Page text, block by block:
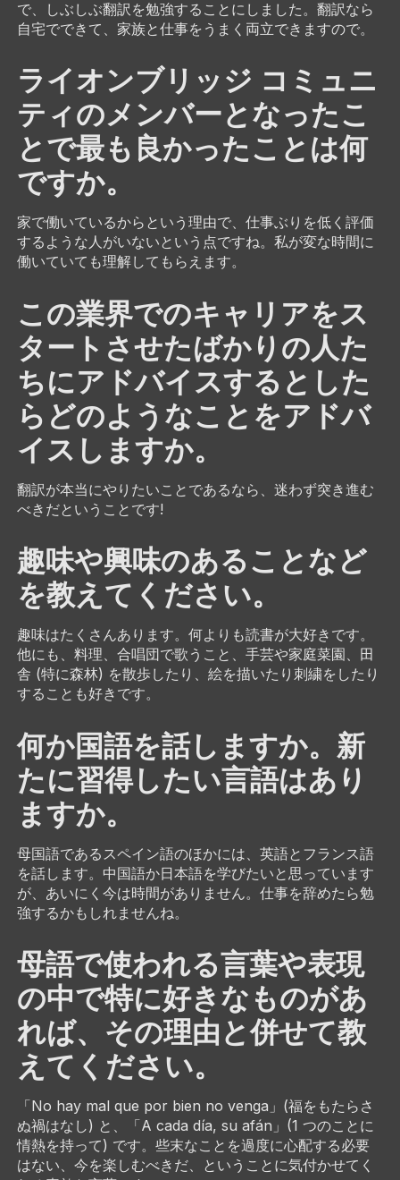
で、しぶしぶ翻訳を勉強することにしました。翻訳なら
自宅でできて、家族と仕事をうまく両立できますので。
ライオンブリッジ コミュニ
ティのメンバーとなったこ
とで最も良かったことは何
ですか。
家で働いているからという理由で、仕事ぶりを低く評価
するような人がいないという点ですね。私が変な時間に
働いていても理解してもらえます。
この業界でのキャリアをス
タートさせたばかりの人た
ちにアドバイスするとした
らどのようなことをアドバ
イスしますか。
翻訳が本当にやりたいことであるなら、迷わず突き進む
べきだということです!
趣味や興味のあることなど
を教えてください。
趣味はたくさんあります。何よりも読書が大好きです。
他にも、料理、合唱団で歌うこと、手芸や家庭菜園、田
舎 (特に森林) を散歩したり、絵を描いたり刺繍をしたり
することも好きです。
何か国語を話しますか。新
たに習得したい言語はあり
ますか。
母国語であるスペイン語のほかには、英語とフランス語
を話します。中国語か日本語を学びたいと思っています
が、あいにく今は時間がありません。仕事を辞めたら勉
強するかもしれませんね。
母語で使われる言葉や表現
の中で特に好きなものがあ
れば、その理由と併せて教
えてください。
「No hay mal que por bien no venga」(福をもたらさ
ぬ禍はなし) と、「A cada día, su afán」(1 つのことに
情熱を持って) です。些末なことを過度に心配する必要
はない、今を楽しむべきだ、ということに気付かせてく